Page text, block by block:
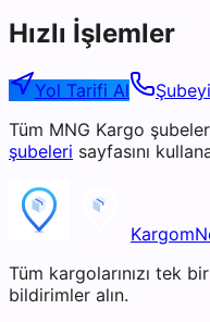
Hızlı İşlemler
Yol Tarifi Al
Tüm MNG Kargo
şubeleri sayfasını
Tüm kargolarınızı tek
bildirimler alın.